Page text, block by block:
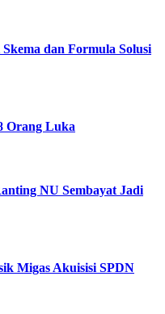
dan Formula Solusi
Orang Luka
NU Sembayat Jadi
Migas Akuisisi SPDN